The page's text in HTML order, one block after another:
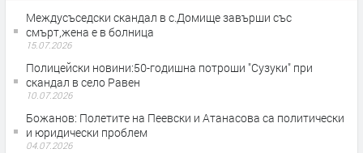
Междусъседски скандал в с.Домище завърши със
смърт,жена е в болница
15.07.2026
Полицейски новини:50-годишна потроши "Сузуки" при
скандал в село Равен
10.07.2026
Божанов: Полетите на Пеевски и Атанасова са политически
и юридически проблем
04.07.2026